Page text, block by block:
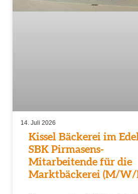
Kissel Bäckerei im
SBK Pirmasens-
Mitarbeitende für die
Marktbäckerei (M/W/
14. Juli 2026